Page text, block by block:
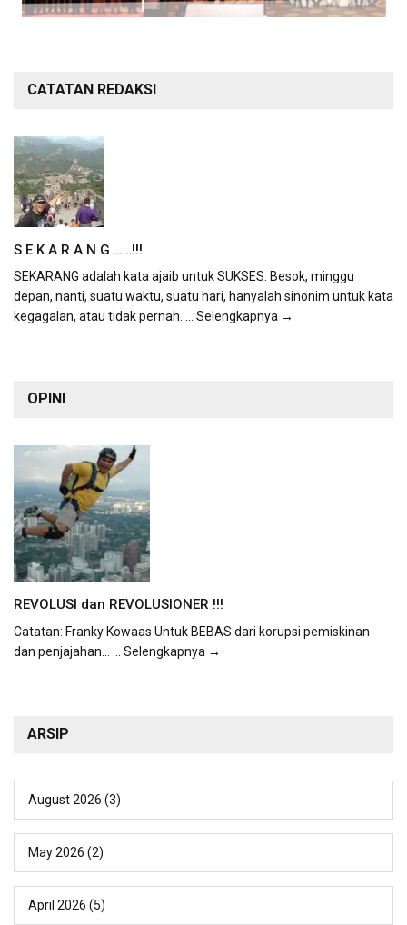
CATATAN REDAKSI
S E K A R A N G ……!!!
SEKARANG adalah kata ajaib untuk SUKSES. Besok, minggu
depan, nanti, suatu waktu, suatu hari, hanyalah sinonim untuk kata
kegagalan, atau tidak pernah. ... Selengkapnya →
OPINI
REVOLUSI dan REVOLUSIONER !!!
Catatan: Franky Kowaas Untuk BEBAS dari korupsi pemiskinan
dan penjajahan...
... Selengkapnya →
ARSIP
August 2026 (3)
May 2026 (2)
April 2026 (5)